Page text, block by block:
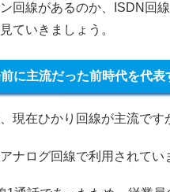
回線があるのか、ISDN回
ていきましょう。
に主流だった前時代を代表
現在ひかり回線が主流で
ナログ回線で利用されてい